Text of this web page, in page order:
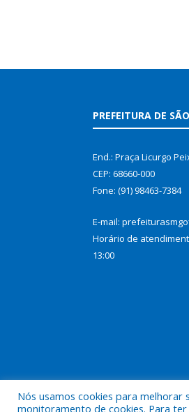
PREFEITURA DE
End.: Praça Licurgo
CEP: 68660-000
Fone: (91) 98463-7384
E-mail:
Horário de
13:00
Todos os direitos
Nós usamos cookies para
monitoramento de cookies. Para